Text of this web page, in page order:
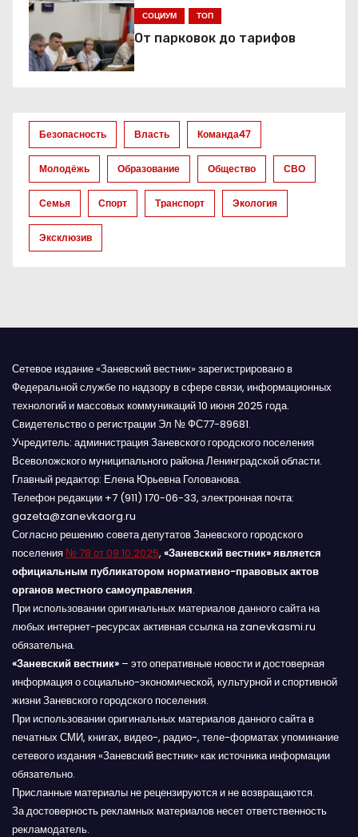
п
о
а
п
СОЦИУМ ТОП
От парковок до тарифов
Безопасность Власть Команда47
Молодёжь Образование Общество СВО
Семья Спорт Транспорт Экология
Эксклюзив
Сетевое издание «Заневский вестник» зарегистрировано в
Федеральной службе по надзору в сфере связи, информационных
технологий и массовых коммуникаций 10 июня 2025 года.
Свидетельство о регистрации Эл № ФС77-89681.
Учредитель: администрация Заневского городского поселения
Всеволожского муниципального района Ленинградской области.
Главный редактор: Елена Юрьевна Голованова.
Телефон редакции +7 (911) 170-06-33, электронная почта:
gazeta@zanevkaorg.ru
Согласно решению совета депутатов Заневского городского
поселения № 78 от 09.10.2025, «Заневский вестник» является
официальным публикатором нормативно-правовых актов
органов местного самоуправления.
При использовании оригинальных материалов данного сайта на
любых интернет-ресурсах активная ссылка на zanevkasmi.ru
обязательна.
«Заневский вестник» – это оперативные новости и достоверная
информация о социально-экономической, культурной и спортивной
жизни Заневского городского поселения.
При использовании оригинальных материалов данного сайта в
печатных СМИ, книгах, видео-, радио-, теле-форматах упоминание
сетевого издания «Заневский вестник» как источника информации
обязательно.
Присланные материалы не рецензируются и не возвращаются.
За достоверность рекламных материалов несет ответственность
рекламодатель.